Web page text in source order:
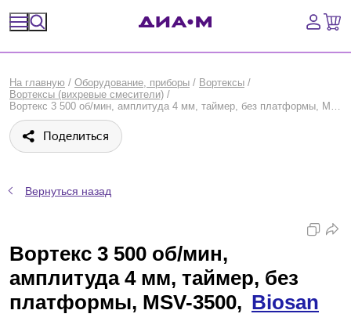
Оборудование, приборы
Расходные материалы, пластик, стекло
Библиотека
Войти
На главную / Оборудование, приборы / Вортексы /
Вортексы (вихревые смесители) /
Вортекс 3 500 об/мин, амплитуда 4 мм, таймер, без платформы, MSV-3500, Biosan
Поделиться
Вернуться назад
Вортекс 3 500 об/мин,
амплитуда 4 мм, таймер, без
платформы, MSV-3500, Biosan